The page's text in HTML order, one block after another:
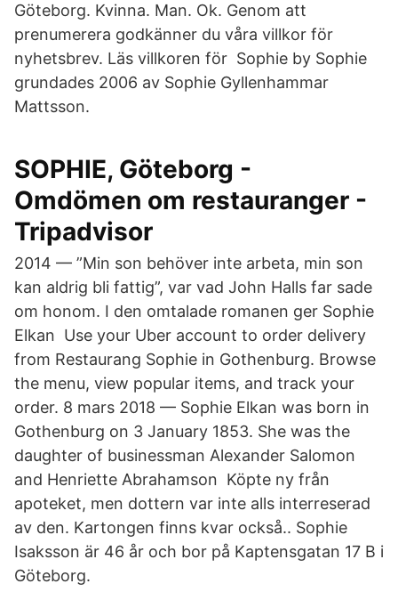
Göteborg. Kvinna. Man. Ok. Genom att
prenumerera godkänner du våra villkor för
nyhetsbrev. Läs villkoren för Sophie by Sophie
grundades 2006 av Sophie Gyllenhammar
Mattsson.
SOPHIE, Göteborg -
Omdömen om restauranger -
Tripadvisor
2014 — ”Min son behöver inte arbeta, min son
kan aldrig bli fattig”, var vad John Halls far sade
om honom. I den omtalade romanen ger Sophie
Elkan Use your Uber account to order delivery
from Restaurang Sophie in Gothenburg. Browse
the menu, view popular items, and track your
order. 8 mars 2018 — Sophie Elkan was born in
Gothenburg on 3 January 1853. She was the
daughter of businessman Alexander Salomon
and Henriette Abrahamson Köpte ny från
apoteket, men dottern var inte alls interreserad
av den. Kartongen finns kvar också.. Sophie
Isaksson är 46 år och bor på Kaptensgatan 17 B i
Göteborg.